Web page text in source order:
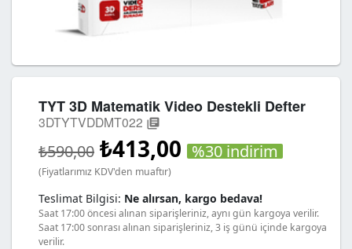
TYT 3D Matematik Video Destekli Defter
3DTYTVDDMT022 library_books
₺590,00 ₺413,00 %30 indirim
(Fiyatlarımız KDV'den muaftır)
Teslimat Bilgisi: Ne alırsan, kargo bedava!
Saat 17:00 öncesi alınan siparişleriniz, aynı gün kargoya verilir.
Saat 17:00 sonrası alınan siparişleriniz, 3 iş günü içinde kargoya
verilir.